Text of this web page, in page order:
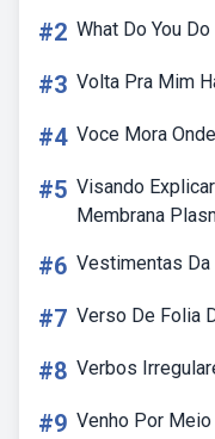
#2 What Do You
#3 Volta Pra Mim
#4 Voce Mora
#5 Visando
Membrana
#6 Vestimentas
#7 Verso De Folia
#8 Verbos
#9 Venho Por